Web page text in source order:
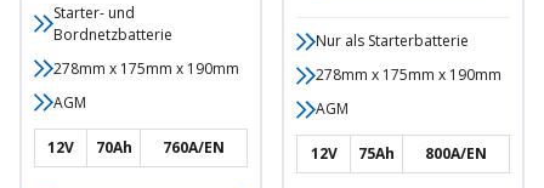
Starter- und
Bordnetzbatterie
278mm x 175mm x 190mm
AGM
12V 70Ah 760A/EN
Nur als Starterbatterie
278mm x 175mm x 190mm
AGM
12V 75Ah 800A/EN